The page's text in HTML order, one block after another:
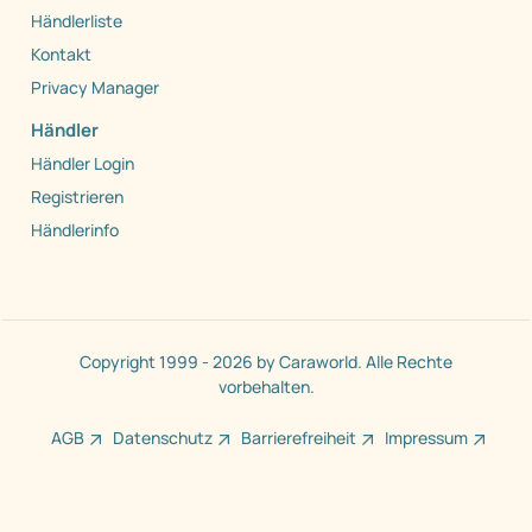
Händlerliste
Kontakt
Privacy Manager
Händler
Händler Login
Registrieren
Händlerinfo
Copyright 1999 - 2026 by Caraworld. Alle Rechte
vorbehalten.
AGB Datenschutz Barrierefreiheit Impressum